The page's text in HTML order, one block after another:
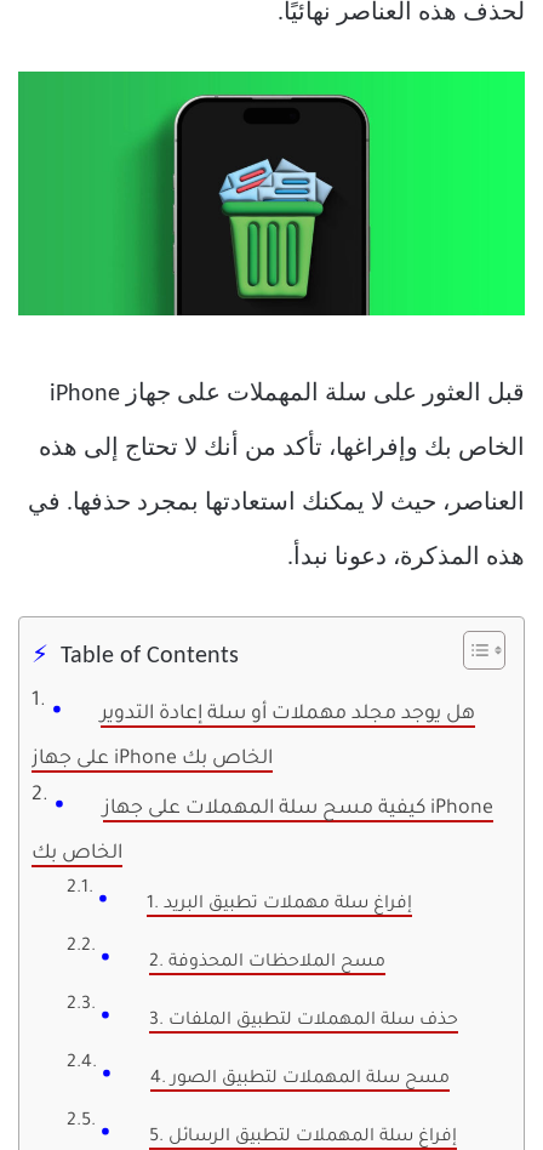
لحذف هذه العناصر نهائيًا.
قبل العثور على سلة المهملات على جهاز iPhone
الخاص بك وإفراغها، تأكد من أنك لا تحتاج إلى هذه
العناصر، حيث لا يمكنك استعادتها بمجرد حذفها. في
هذه المذكرة، دعونا نبدأ.
Table of Contents
هل يوجد مجلد مهملات أو سلة إعادة التدوير
على جهاز iPhone الخاص بك
كيفية مسح سلة المهملات على جهاز iPhone
الخاص بك
1. إفراغ سلة مهملات تطبيق البريد
2. مسح الملاحظات المحذوفة
3. حذف سلة المهملات لتطبيق الملفات
4. مسح سلة المهملات لتطبيق الصور
5. إفراغ سلة المهملات لتطبيق الرسائل